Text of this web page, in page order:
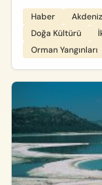
Haber
Doğa Kültürü
Orman Yangınları